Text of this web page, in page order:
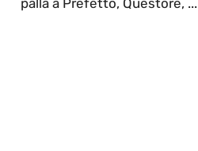
palla a Prefetto, Questore, ...